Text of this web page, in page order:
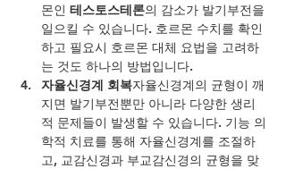
몬인 테스토스테론의 감소가 발기부전을
일으킬 수 있습니다. 호르몬 수치를 확인
하고 필요시 호르몬 대체 요법을 고려하
는 것도 하나의 방법입니다.
자율신경계 회복자율신경계의 균형이 깨
지면 발기부전뿐만 아니라 다양한 생리
적 문제들이 발생할 수 있습니다. 기능 의
학적 치료를 통해 자율신경계를 조절하
고, 교감신경과 부교감신경의 균형을 맞